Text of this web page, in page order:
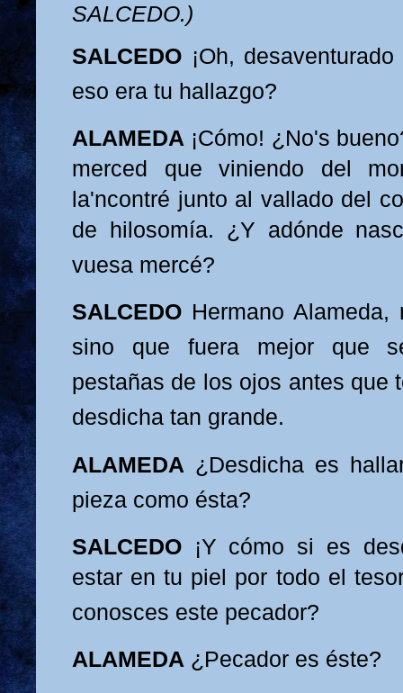
SALCEDO.)
SALCEDO ¡Oh, desaventurado
eso era tu hallazgo?
ALAMEDA ¡Cómo! ¿No's
merced que viniendo del
la'ncontré junto al vallado del
de hilosomía. ¿Y adónde
vuesa mercé?
SALCEDO Hermano
sino que fuera mejor que
pestañas de los ojos antes que
desdicha tan grande.
ALAMEDA ¿Desdicha es
pieza como ésta?
SALCEDO
¡Y cómo si es
estar en tu piel por todo el
conosces este pecador?
ALAMEDA ¿Pecador es éste?